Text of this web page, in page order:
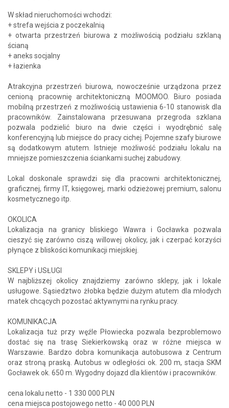
W skład nieruchomości wchodzi:
+ strefa wejścia z poczekalnią
+ otwarta przestrzeń biurowa z możliwością podziału szklaną
ścianą
+ aneks socjalny
+ łazienka
Atrakcyjna przestrzeń biurowa, nowocześnie urządzona przez
cenioną pracownię architektoniczną MOOMOO. Biuro posiada
mobilną przestrzeń z możliwością ustawienia 6-10 stanowisk dla
pracowników. Zainstalowana przesuwana przegroda szklana
pozwala podzielić biuro na dwie części i wyodrębnić salę
konferencyjną lub miejsce do pracy cichej. Pojemne szafy biurowe
są dodatkowym atutem. Istnieje możliwość podziału lokalu na
mniejsze pomieszczenia ściankami suchej zabudowy.
Lokal doskonale sprawdzi się dla pracowni architektonicznej,
graficznej, firmy IT, księgowej, marki odzieżowej premium, salonu
kosmetycznego itp.
OKOLICA
Lokalizacja na granicy bliskiego Wawra i Gocławka pozwala
cieszyć się zarówno ciszą willowej okolicy, jak i czerpać korzyści
płynące z bliskości komunikacji miejskiej.
SKLEPY i USŁUGI
W najbliższej okolicy znajdziemy zarówno sklepy, jak i lokale
usługowe. Sąsiedztwo żłobka będzie dużym atutem dla młodych
matek chcących pozostać aktywnymi na rynku pracy.
KOMUNIKACJA
Lokalizacja tuż przy węźle Płowiecka pozwala bezproblemowo
dostać się na trasę Siekierkowską oraz w różne miejsca w
Warszawie. Bardzo dobra komunikacja autobusowa z Centrum
oraz stroną praską. Autobus w odległości ok. 200 m, stacja SKM
Gocławek ok. 650 m. Wygodny dojazd dla klientów i pracowników.
cena lokalu netto - 1 330 000 PLN
cena miejsca postojowego netto - 40 000 PLN